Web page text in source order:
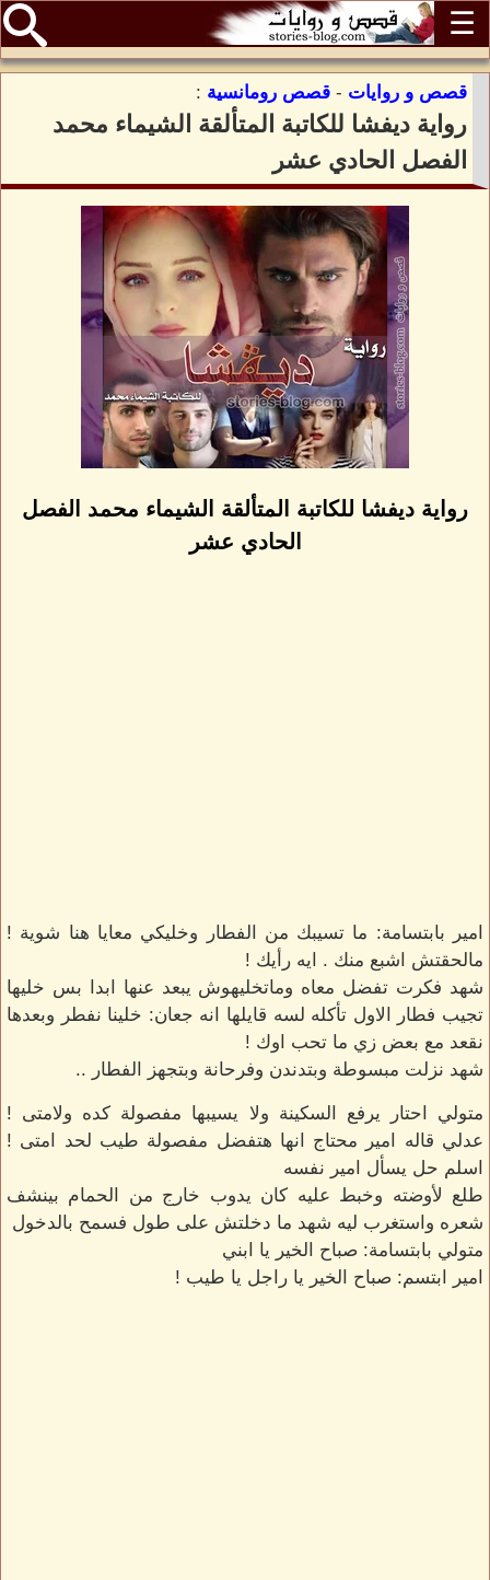
☰
قصص و روايات - قصص رومانسية :
رواية ديفشا للكاتبة المتألقة الشيماء محمد
الفصل الحادي عشر
رواية ديفشا للكاتبة المتألقة الشيماء محمد الفصل
الحادي عشر
امير بابتسامة: ما تسيبك من الفطار وخليكي معايا هنا شوية !
مالحقتش اشبع منك . ايه رأيك !
شهد فكرت تفضل معاه وماتخليهوش يبعد عنها ابدا بس خليها
تجيب فطار الاول تأكله لسه قايلها انه جعان: خلينا نفطر وبعدها
نقعد مع بعض زي ما تحب اوك !
شهد نزلت مبسوطة وبتدندن وفرحانة وبتجهز الفطار ..
متولي احتار يرفع السكينة ولا يسيبها مفصولة كده ولامتى !
عدلي قاله امير محتاج انها هتفضل مفصولة طيب لحد امتى !
اسلم حل يسأل امير نفسه
طلع لأوضته وخبط عليه كان يدوب خارج من الحمام بينشف
شعره واستغرب ليه شهد ما دخلتش على طول فسمح بالدخول
متولي بابتسامة: صباح الخير يا ابني
امير ابتسم: صباح الخير يا راجل يا طيب !